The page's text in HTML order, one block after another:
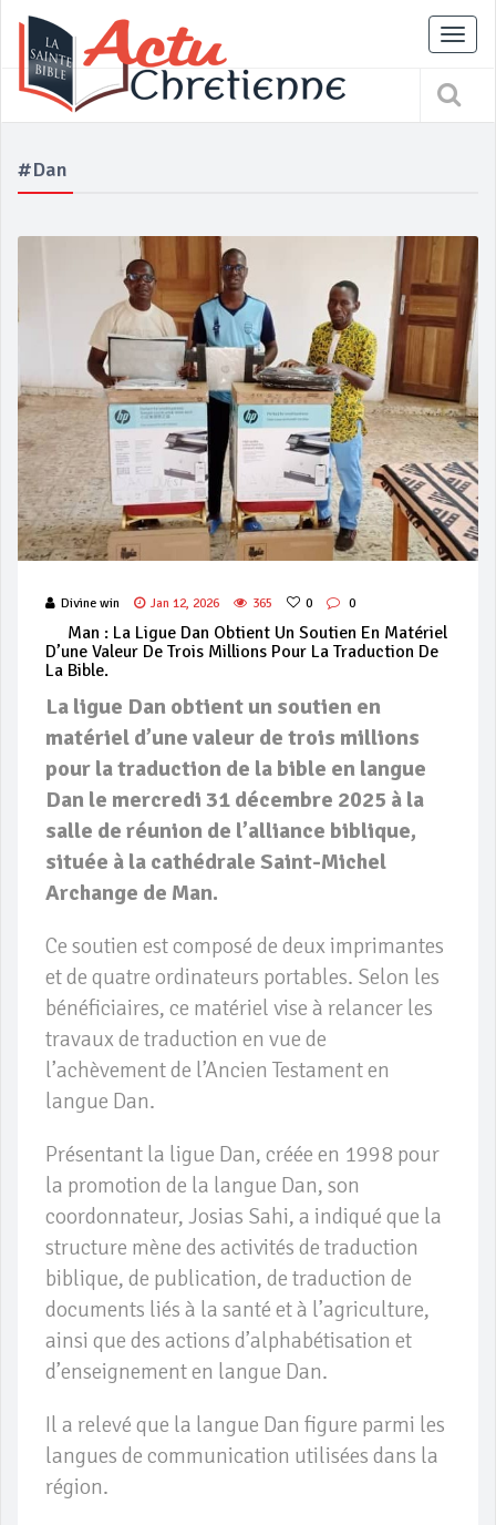
#Dan
Divine win Jan 12, 2026 365 0 0
Man : La Ligue Dan Obtient Un Soutien En Matériel
D’une Valeur De Trois Millions Pour La Traduction De
La Bible.
La ligue Dan obtient un soutien en
matériel d’une valeur de trois millions
pour la traduction de la bible en langue
Dan le mercredi 31 décembre 2025 à la
salle de réunion de l’alliance biblique,
située à la cathédrale Saint-Michel
Archange de Man.
Ce soutien est composé de deux imprimantes
et de quatre ordinateurs portables. Selon les
bénéficiaires, ce matériel vise à relancer les
travaux de traduction en vue de
l’achèvement de l’Ancien Testament en
langue Dan.
Présentant la ligue Dan, créée en 1998 pour
la promotion de la langue Dan, son
coordonnateur, Josias Sahi, a indiqué que la
structure mène des activités de traduction
biblique, de publication, de traduction de
documents liés à la santé et à l’agriculture,
ainsi que des actions d’alphabétisation et
d’enseignement en langue Dan.
Il a relevé que la langue Dan figure parmi les
langues de communication utilisées dans la
région.